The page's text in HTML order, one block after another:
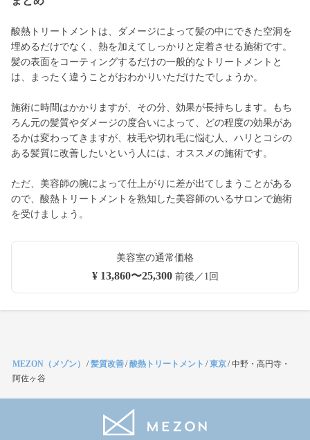
酸熱トリートメントは、ダメージによって髪の中にできた空洞を
埋めるだけでなく、熱を加えてしっかりと定着させる施術です。
髪の表面をコーティングするだけの一般的なトリートメントと
は、まったく違うことがおわかりいただけたでしょうか。
施術に時間はかかりますが、その分、効果が長持ちします。もち
ろん元の髪質やダメージの度合いによって、どの程度の効果があ
るかは変わってきますが、枝毛や切れ毛に悩む人、ハリとコシの
ある髪質に改善したいという人には、オススメの施術です。
ただ、美容師の腕によって仕上がりに差が出てしまうことがある
ので、酸熱トリートメントを熟知した美容師のいるサロンで施術
を受けましょう。
美容室の通常価格
¥ 13,860〜25,300前後／1回
MEZON（メゾン） /髪質改善/酸熱トリートメント /東京/中野・高円寺・
阿佐ヶ谷